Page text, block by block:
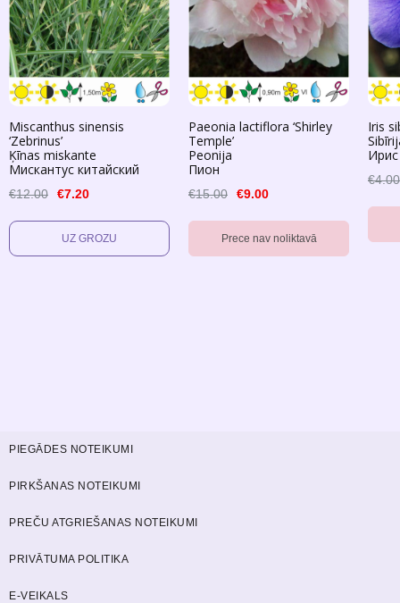
Miscanthus sinensis
‘Zebrinus’
Ķīnas miskante
Мискантус китайский
€12.00 €7.20
Paeonia lactiflora ‘Shirley
Temple’
Peonija
Пион
€15.00 €9.00
Prece nav noliktavā
Iris
€4.00
E-VEIKALS
PRIVĀTUMA POLITIKA
PREČU ATGRIEŠANAS NOTEIKUMI
PIRKŠANAS NOTEIKUMI
PIEGĀDES NOTEIKUMI